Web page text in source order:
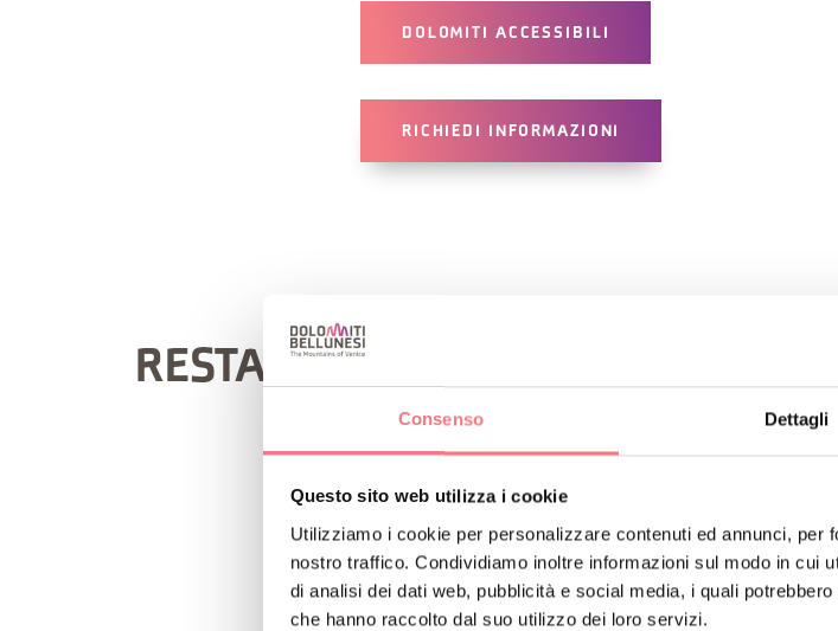
Consenso Dettagli
Questo sito web utilizza i cookie
Utilizziamo i cookie per personalizzare contenuti ed annunci, per
nostro traffico. Condividiamo inoltre informazioni sul modo in cui
di analisi dei dati web, pubblicità e social media, i quali
che hanno raccolto dal suo utilizzo dei loro servizi.
DOLOMITI ACCESSIBILI
RICHIEDI INFORMAZIONI
RESTA IN CONTATTO